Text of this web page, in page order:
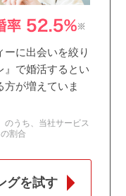
ーに出会いを絞り
』で婚活するとい
方が増えていま
のうち、当社サービス
割合
グを試す